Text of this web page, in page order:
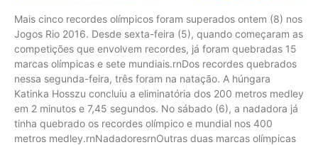
Mais cinco recordes olímpicos foram superados ontem (8) nos
Jogos Rio 2016. Desde sexta-feira (5), quando começaram as
competições que envolvem recordes, já foram quebradas 15
marcas olímpicas e sete mundiais.rnDos recordes quebrados
nessa segunda-feira, três foram na natação. A húngara
Katinka Hosszu concluiu a eliminatória dos 200 metros medley
em 2 minutos e 7,45 segundos. No sábado (6), a nadadora já
tinha quebrado os recordes olímpico e mundial nos 400
metros medley.rnNadadoresrnOutras duas marcas olímpicas